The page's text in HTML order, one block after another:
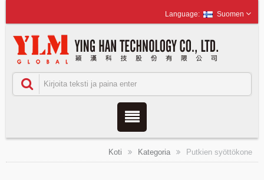
Suomen
Koti Kategoria Putkien syöttökone